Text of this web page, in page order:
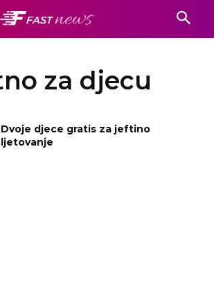
za djecu
Dvoje djece gratis za jeftino
ljetovanje